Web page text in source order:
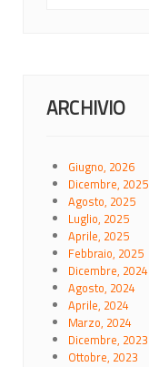
ARCHIVIO
Giugno, 2026
Dicembre, 2025
Agosto, 2025
Luglio, 2025
Aprile, 2025
Febbraio, 2025
Dicembre, 2024
Agosto, 2024
Aprile, 2024
Marzo, 2024
Dicembre, 2023
Ottobre, 2023